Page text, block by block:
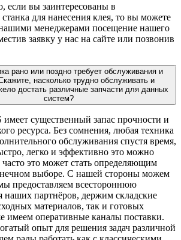
если вы заинтересованы в
для нанесения клея, то вы можете
нашими менеджерами посещение нашего
заявку у нас на сайте или позвонив
рано или поздно требует обслуживания и
насколько трудно обслуживать и
достать различные запчасти для данных
систем?
существенный запас прочности и
ресурса. Без сомнения, любая техника
обслуживания спустя время,
легко и эффективно это можно
часто это может стать определяющим
выборе. С нашей стороны можем
предоставляем всестороннюю
наших партнёров, держим складские
материалов, так и готовых
имеем оперативные каналы поставки.
опыт для решения задач различной